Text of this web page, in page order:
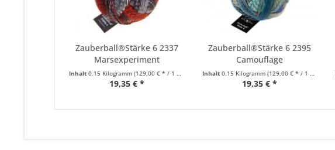
Zauberball®Stärke 6 2337
Marsexperiment
Inhalt 0.15 Kilogramm (129,00 € * / 1 Kilogramm)
19,35 € *
Zauberball®Stärke 6 2395
Camouflage
Inhalt 0.15 Kilogramm (129,00 € * / 1 Kilogramm)
19,35 € *